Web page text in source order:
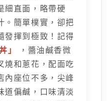
細直面，略帶硬
。簡單樸實，卻把
發揮到極致！記得
」
，醬油鹹香微
燒和蔥花，配面吃
內座位不多，尖峰
道偏鹹，口味清淡